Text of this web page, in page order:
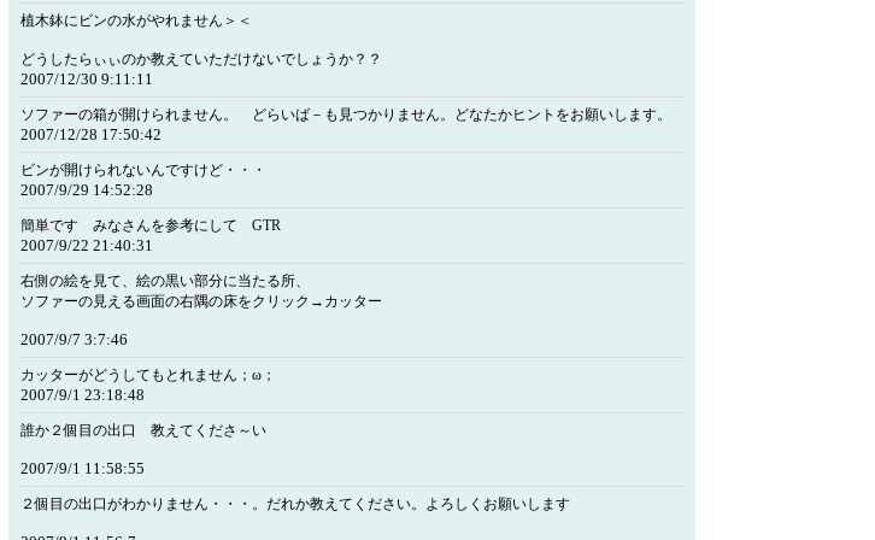
植木鉢にビンの水がやれません＞＜
どうしたらぃぃのか教えていただけないでしょうか？？
2007/12/30 9:11:11
ソファーの箱が開けられません。 どらいば－も見つかりません。どなたかヒントをお願いします。
2007/12/28 17:50:42
ビンが開けられないんですけど・・・
2007/9/29 14:52:28
簡単です みなさんを参考にして GTR
2007/9/22 21:40:31
右側の絵を見て、絵の黒い部分に当たる所、
ソファーの見える画面の右隅の床をクリック→カッター
2007/9/7 3:7:46
カッターがどうしてもとれません；ω；
2007/9/1 23:18:48
誰か２個目の出口 教えてくださ～い
2007/9/1 11:58:55
２個目の出口がわかりません・・・。だれか教えてください。よろしくお願いします